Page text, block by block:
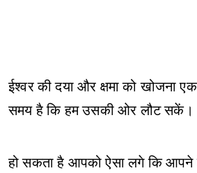
ईश्वर की दया और क्षमा को खोजना
समय है कि हम उसकी ओर लौट सकें।
हो सकता है आपको ऐसा लगे कि आपने